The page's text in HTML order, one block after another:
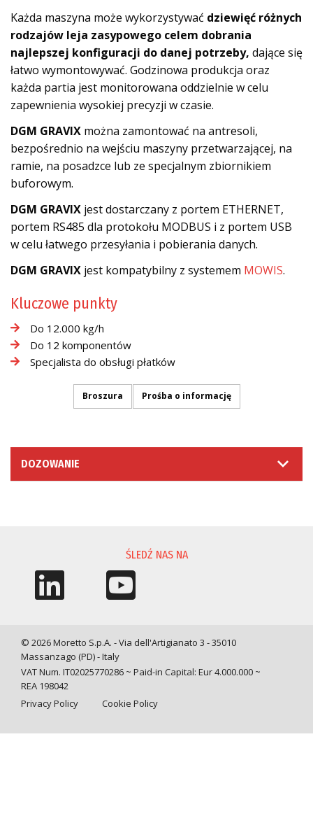
Każda maszyna może wykorzystywać dziewięć różnych
rodzajów leja zasypowego celem dobrania
najlepszej konfiguracji do danej potrzeby, dające się
łatwo wymontowywać. Godzinowa produkcja oraz
każda partia jest monitorowana oddzielnie w celu
zapewnienia wysokiej precyzji w czasie.
DGM GRAVIX można zamontować na antresoli,
bezpośrednio na wejściu maszyny przetwarzającej, na
ramie, na posadzce lub ze specjalnym zbiornikiem
buforowym.
DGM GRAVIX jest dostarczany z portem ETHERNET,
portem RS485 dla protokołu MODBUS i z portem USB
w celu łatwego przesyłania i pobierania danych.
DGM GRAVIX jest kompatybilny z systemem MOWIS.
Kluczowe punkty
Do 12.000 kg/h
Do 12 komponentów
Specjalista do obsługi płatków
Broszura Prośba o informację
DOZOWANIE
ŚLEDŹ NAS NA
© 2026 Moretto S.p.A. - Via dell'Artigianato 3 - 35010
Massanzago (PD) - Italy
VAT Num. IT02025770286 ~ Paid-in Capital: Eur 4.000.000 ~
REA 198042
Privacy Policy
Cookie Policy